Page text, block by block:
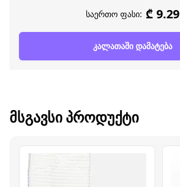
საერთო ფასი: ₾ 9.29
კალათაში დამატება
ᲛᲡᲒᲐᲕᲡᲘ ᲞᲠᲝᲓᲣᲥᲢᲘ